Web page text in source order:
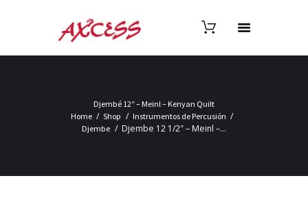
Djembé 12″ – Meinl – Kenyan Quilt
Home
Shop
Instrumentos de Percusión
Djembe
Djembe 12 1/2″ – Meinl –...